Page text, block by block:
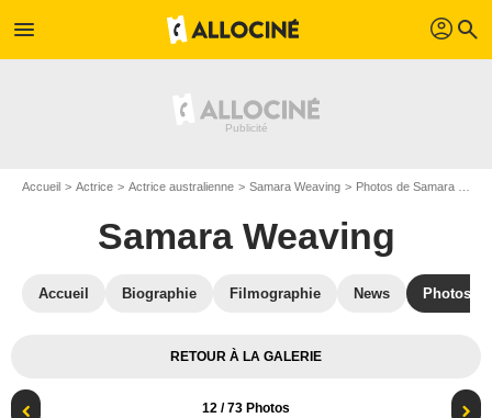
menu profil search
Accueil Actrice Actrice australienne Samara Weaving Photos de Samara Weaving
Samara Weaving
Accueil Biographie Filmographie News Photos
RETOUR À LA GALERIE
12 / 73 Photos